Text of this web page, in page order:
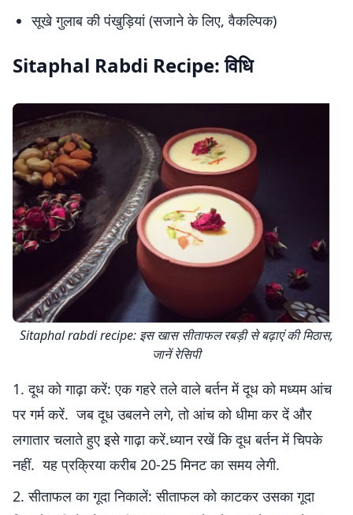
सूखे गुलाब की पंखुड़ियां (सजाने के लिए, वैकल्पिक)
Sitaphal Rabdi Recipe: विधि
Sitaphal rabdi recipe: इस खास सीताफल रबड़ी से बढ़ाएं की मिठास,
जानें रेसिपी
1. दूध को गाढ़ा करें: एक गहरे तले वाले बर्तन में दूध को मध्यम आंच
पर गर्म करें. जब दूध उबलने लगे, तो आंच को धीमा कर दें और
लगातार चलाते हुए इसे गाढ़ा करें.ध्यान रखें कि दूध बर्तन में चिपके
नहीं. यह प्रक्रिया करीब 20-25 मिनट का समय लेगी.
2. सीताफल का गूदा निकालें: सीताफल को काटकर उसका गूदा